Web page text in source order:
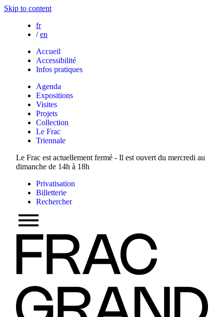
Skip to content
fr
/ en
Accueil
Accessibilité
Infos pratiques
Agenda
Expositions
Visites
Projets
Collection
Le Frac
Triennale
Le Frac est actuellement fermé - Il est ouvert du mercredi au
dimanche de 14h à 18h
Privatisation
Billetterie
Rechercher